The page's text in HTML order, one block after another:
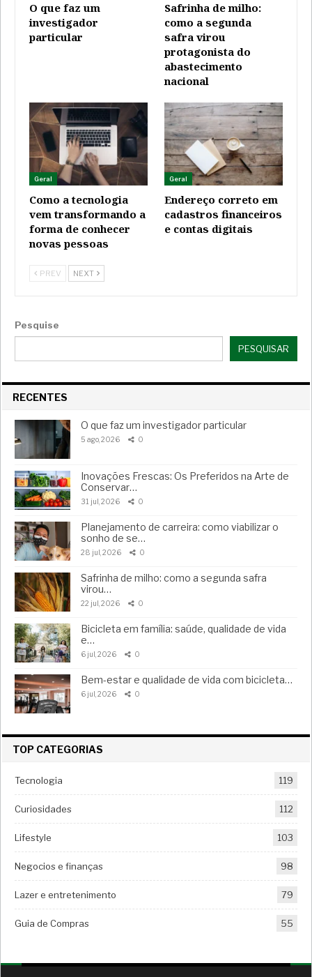
O que faz um
investigador
particular
Safrinha de milho:
como a segunda
safra virou
protagonista do
abastecimento
nacional
Geral
Como a tecnologia
vem transformando a
forma de conhecer
novas pessoas
Geral
Endereço correto em
cadastros financeiros
e contas digitais
PREV NEXT
Pesquise
PESQUISAR
RECENTES
O que faz um investigador particular
5 ago, 2026 0
Inovações Frescas: Os Preferidos na Arte de
Conservar…
31 jul, 2026 0
Planejamento de carreira: como viabilizar o
sonho de se…
28 jul, 2026 0
Safrinha de milho: como a segunda safra
virou…
22 jul, 2026 0
Bicicleta em família: saúde, qualidade de vida
e…
6 jul, 2026 0
Bem-estar e qualidade de vida com bicicleta…
6 jul, 2026 0
TOP CATEGORIAS
Tecnologia 119
Curiosidades 112
Lifestyle 103
Negocios e finanças 98
Lazer e entretenimento 79
Guia de Compras 55